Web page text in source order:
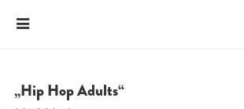
„Hip Hop Adults“